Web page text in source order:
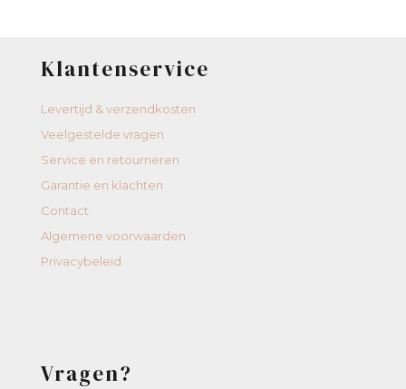
Klantenservice
Levertijd & verzendkosten
Veelgestelde vragen
Service en retourneren
Garantie en klachten
Contact
Algemene voorwaarden
Privacybeleid
Vragen?